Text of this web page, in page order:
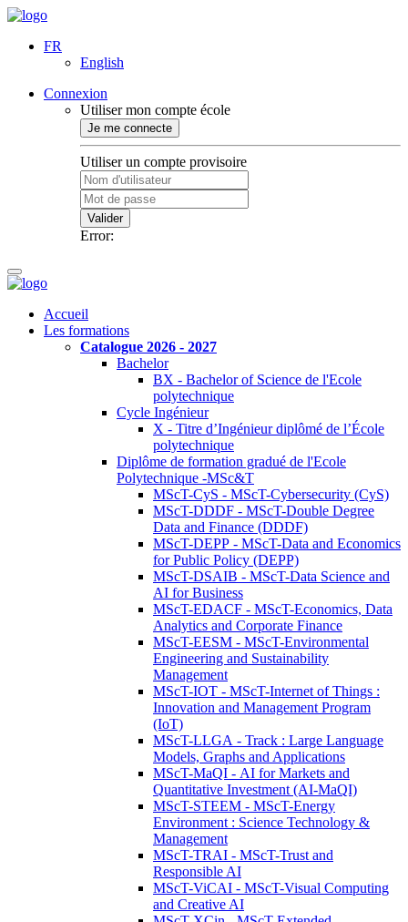
FR
English
Connexion
Utiliser mon compte école
Je me connecte
Utiliser un compte provisoire
Valider
Error:
Accueil
Les formations
Catalogue 2026 - 2027
Bachelor
BX - Bachelor of Science de l'Ecole
polytechnique
Cycle Ingénieur
X - Titre d’Ingénieur diplômé de l’École
polytechnique
Diplôme de formation gradué de l'Ecole
Polytechnique -MSc&T
MScT-CyS - MScT-Cybersecurity (CyS)
MScT-DDDF - MScT-Double Degree
Data and Finance (DDDF)
MScT-DEPP - MScT-Data and Economics
for Public Policy (DEPP)
MScT-DSAIB - MScT-Data Science and
AI for Business
MScT-EDACF - MScT-Economics, Data
Analytics and Corporate Finance
MScT-EESM - MScT-Environmental
Engineering and Sustainability
Management
MScT-IOT - MScT-Internet of Things :
Innovation and Management Program
(IoT)
MScT-LLGA - Track : Large Language
Models, Graphs and Applications
MScT-MaQI - AI for Markets and
Quantitative Investment (AI-MaQI)
MScT-STEEM - MScT-Energy
Environment : Science Technology &
Management
MScT-TRAI - MScT-Trust and
Responsible AI
MScT-ViCAI - MScT-Visual Computing
and Creative AI